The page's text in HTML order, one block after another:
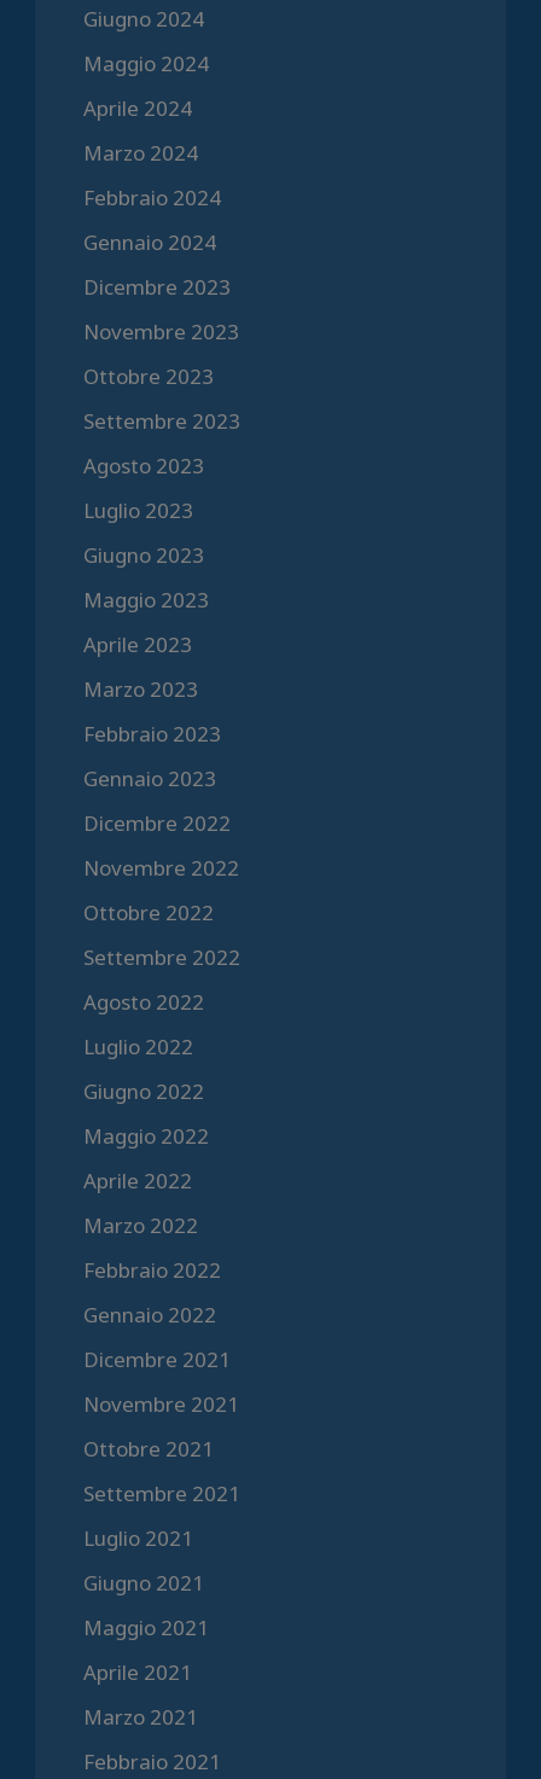
Giugno 2024
Maggio 2024
Aprile 2024
Marzo 2024
Febbraio 2024
Gennaio 2024
Dicembre 2023
Novembre 2023
Ottobre 2023
Settembre 2023
Agosto 2023
Luglio 2023
Giugno 2023
Maggio 2023
Aprile 2023
Marzo 2023
Febbraio 2023
Gennaio 2023
Dicembre 2022
Novembre 2022
Ottobre 2022
Settembre 2022
Agosto 2022
Luglio 2022
Giugno 2022
Maggio 2022
Aprile 2022
Marzo 2022
Febbraio 2022
Gennaio 2022
Dicembre 2021
Novembre 2021
Ottobre 2021
Settembre 2021
Luglio 2021
Giugno 2021
Maggio 2021
Aprile 2021
Marzo 2021
Febbraio 2021